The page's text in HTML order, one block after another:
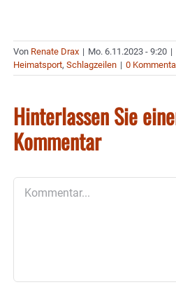
Von Renate Drax | Mo. 6.11.2023 - 9:20 |
Heimatsport, Schlagzeilen | 0
Hinterlassen Sie
Kommentar